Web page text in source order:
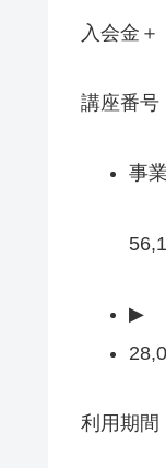
入会金
講座番号
事
▶
利用期